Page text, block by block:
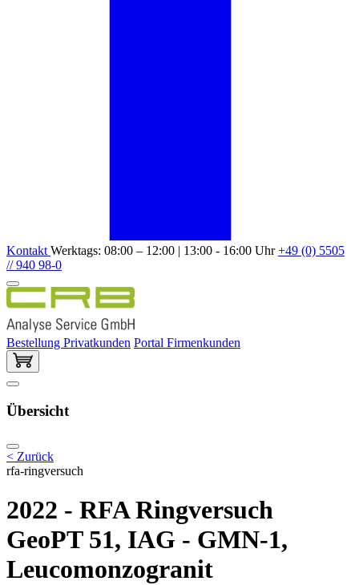
Kontakt Werktags: 08:00 – 12:00 | 13:00 - 16:00 Uhr+49 (0) 5505
// 940 98-0
Bestellung Privatkunden Portal Firmenkunden
Übersicht
< Zurück
rfa-ringversuch
2022 - RFA Ringversuch
GeoPT 51, IAG - GMN-1,
Leucomonzogranit